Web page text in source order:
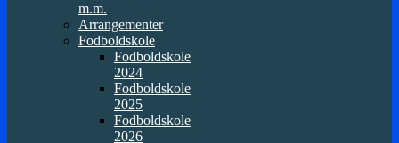
m.m.
Arrangementer
Fodboldskole
Fodboldskole
2024
Fodboldskole
2025
Fodboldskole
2026